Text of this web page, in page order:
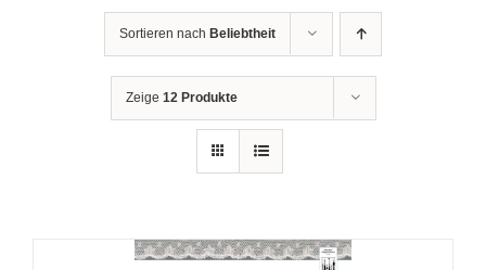
Sortieren nach Beliebtheit
Zeige 12 Produkte